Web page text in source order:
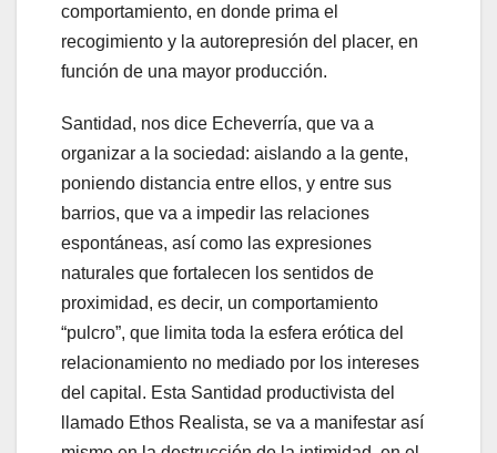
comportamiento, en donde prima el
recogimiento y la autorepresión del placer, en
función de una mayor producción.
Santidad, nos dice Echeverría, que va a
organizar a la sociedad: aislando a la gente,
poniendo distancia entre ellos, y entre sus
barrios, que va a impedir las relaciones
espontáneas, así como las expresiones
naturales que fortalecen los sentidos de
proximidad, es decir, un comportamiento
“pulcro”, que limita toda la esfera erótica del
relacionamiento no mediado por los intereses
del capital. Esta Santidad productivista del
llamado Ethos Realista, se va a manifestar así